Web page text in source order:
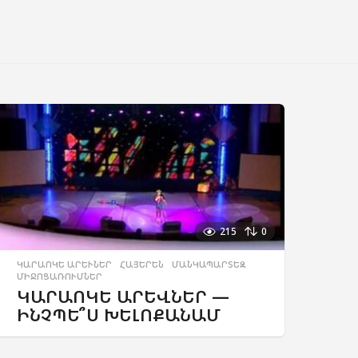
215 0
ԿԱՐԱՈԿԵ ԱՐԵՒՆԵՐ ,ՀԱՅԵՐԵՆ ,ՄԱՆԿԱՊԱՐՏԵԶ
ՄԻՋՈՑԱՌՈՒՄՆԵՐ
ԿԱՐԱՈԿԵ ԱՐԵՎՆԵՐ —
ԻՆՉՊԵ՞Ս ԽԵԼՈՔԱՆԱՄ